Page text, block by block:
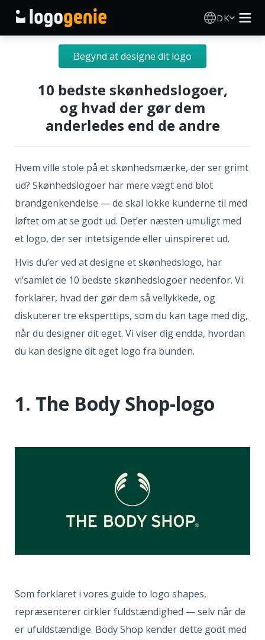
DK
Logo Designer
AI logogenerator
Logoidéer
Trykte produkter
Om
Blog
LOG IND
Begynd at designe dit logo
10 bedste skønhedslogoer,
og hvad der gør dem
anderledes end de andre
Hvem ville stole på et skønhedsmærke, der ser grimt
ud? Skønhedslogoer har mere vægt end blot
brandgenkendelse — de skal lokke kunderne til med
løftet om at se godt ud. Det’er næsten umuligt med
et logo, der ser intetsigende eller uinspireret ud.
Hvis du’er ved at designe et skønhedslogo, har
vi’samlet de 10 bedste skønhedslogoer nedenfor. Vi
forklarer, hvad der gør dem så vellykkede, og
diskuterer tre eksperttips, som du kan tage med dig,
når du designer dit eget. Vi viser dig endda, hvordan
du kan designe dit eget logo fra bunden.
1. The Body Shop-logo
Som forklaret i vores guide to logo shapes,
repræsenterer cirkler fuldstændighed — selv når de
er ufuldstændige. Body Shop kender dette godt med